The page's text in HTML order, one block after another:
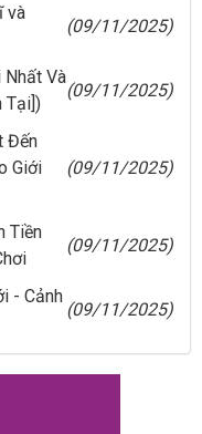
và
(09/11/2025)
Nhất Và
Tại])
(09/11/2025)
Đến
Giới
(09/11/2025)
Tiền
(09/11/2025)
- Cảnh
(09/11/2025)